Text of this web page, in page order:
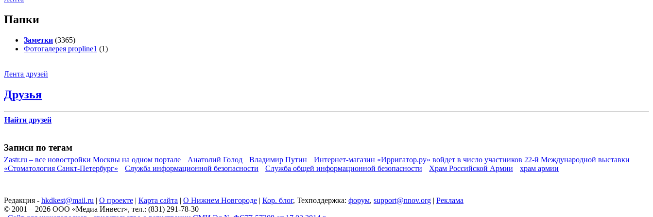
Папки
Заметки (3365)
Фотогалерея propline1 (1)
Лента друзей
Друзья
Найти друзей
Записи по тегам
Zastr.ru – все новостройки Москвы на одном портале Анатолий Голод Владимир Путин
Интернет-магазин «Ирригатор.ру» войдет в число участников 22-й Международной выставки
«Стоматология Санкт-Петербург»
Служба информационной безопасности Служба общей информационной безопасности Храм Российской Армии храм армии
Редакция - hkdkest@mail.ru | О проекте | Карта сайта | О Нижнем Новгороде | Кор. блог, Техподдержка: форум, support@nnov.org | Реклама
© 2001—2026 ООО «Медиа Инвест», тел.: (831) 291-78-30